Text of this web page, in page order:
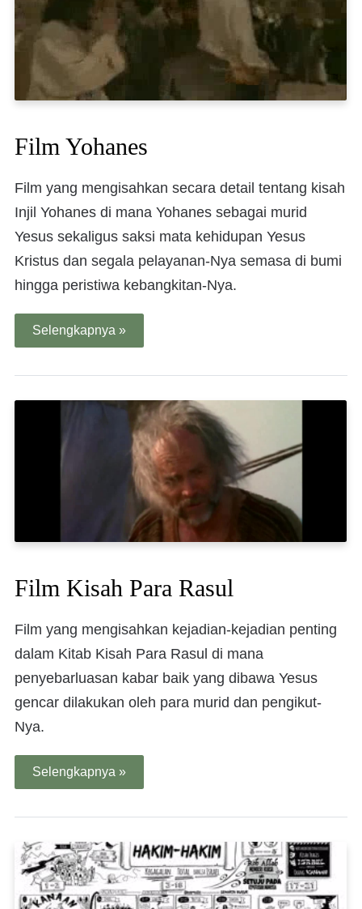
Film Yohanes
Film yang mengisahkan secara detail tentang kisah
Injil Yohanes di mana Yohanes sebagai murid
Yesus sekaligus saksi mata kehidupan Yesus
Kristus dan segala pelayanan-Nya semasa di bumi
hingga peristiwa kebangkitan-Nya.
Selengkapnya »
Film Kisah Para Rasul
Film yang mengisahkan kejadian-kejadian penting
dalam Kitab Kisah Para Rasul di mana
penyebarluasan kabar baik yang dibawa Yesus
gencar dilakukan oleh para murid dan pengikut-
Nya.
Selengkapnya »